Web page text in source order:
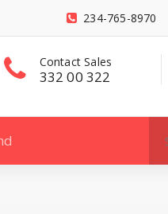
234-765-8970
Contact Sales
332 00 322
for: